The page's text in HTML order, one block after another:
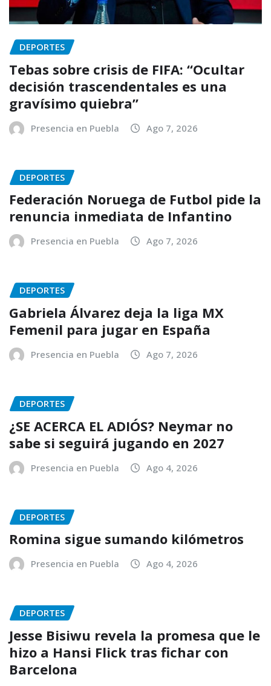
DEPORTES
Tebas sobre crisis de FIFA: “Ocultar
decisión trascendentales es una
gravísimo quiebra”
Presencia en Puebla Ago 7, 2026
DEPORTES
Federación Noruega de Futbol pide la
renuncia inmediata de Infantino
Presencia en Puebla Ago 7, 2026
DEPORTES
Gabriela Álvarez deja la liga MX
Femenil para jugar en España
Presencia en Puebla Ago 7, 2026
DEPORTES
¿SE ACERCA EL ADIÓS? Neymar no
sabe si seguirá jugando en 2027
Presencia en Puebla Ago 4, 2026
DEPORTES
Romina sigue sumando kilómetros
Presencia en Puebla Ago 4, 2026
DEPORTES
Jesse Bisiwu revela la promesa que le
hizo a Hansi Flick tras fichar con
Barcelona